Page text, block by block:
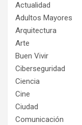
Actualidad
Adultos Mayores
Arquitectura
Arte
Buen Vivir
Ciberseguridad
Ciencia
Cine
Ciudad
Comunicación